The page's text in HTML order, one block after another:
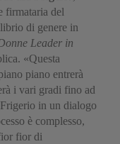
firmataria del
di genere in
Leader in
«Questa
piano entrerà
i vari gradi fino ad
in un dialogo
è complesso,
fior di